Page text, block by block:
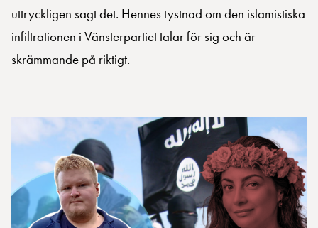
uttryckligen sagt det. Hennes tystnad om den islamistiska
infiltrationen i Vänsterpartiet talar för sig och är
skrämmande på riktigt.